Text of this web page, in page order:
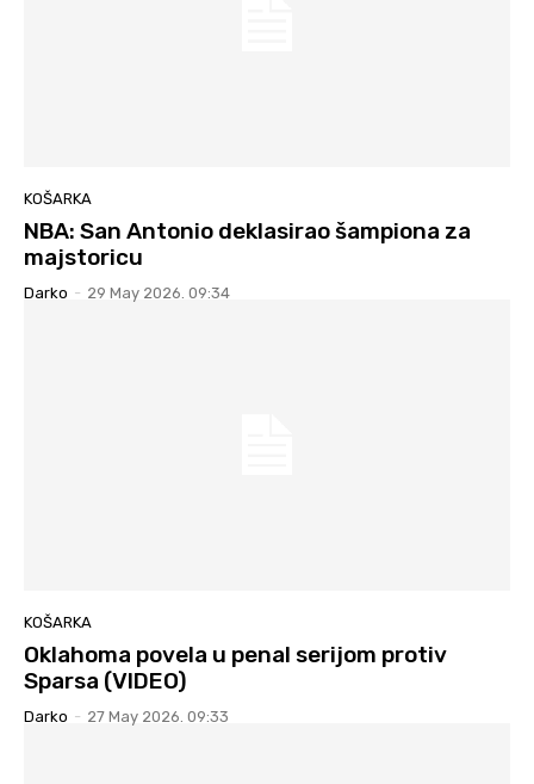
KOŠARKA
NBA: San Antonio deklasirao šampiona za
majstoricu
Darko - 29 May 2026. 09:34
KOŠARKA
Oklahoma povela u penal serijom protiv
Sparsa (VIDEO)
Darko - 27 May 2026. 09:33